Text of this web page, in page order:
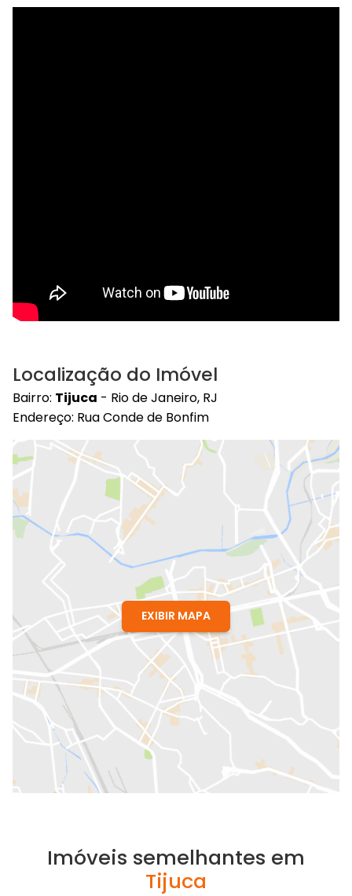
Localização do Imóvel
Bairro: Tijuca - Rio de Janeiro, RJ
Endereço: Rua Conde de Bonfim
EXIBIR MAPA
Imóveis semelhantes em
Tijuca